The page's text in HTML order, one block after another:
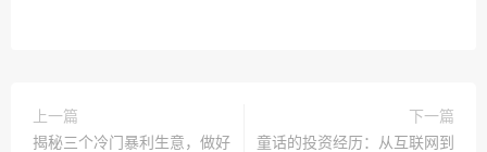
上一篇
揭秘三个冷门暴利生意，做好
下一篇
童话的投资经历：从互联网到